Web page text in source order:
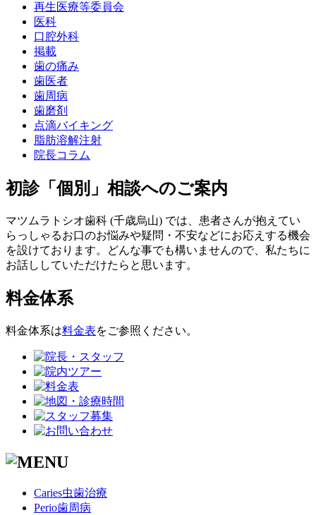
再生医療等委員会
医科
口腔外科
掲載
歯の痛み
歯医者
歯周病
歯磨剤
点滴バイキング
脂肪溶解注射
院長コラム
初診「個別」相談へのご案内
マツムラトシオ歯科 (千歳烏山) では、患者さんが抱えてい
らっしゃるお口のお悩みや疑問・不安などにお応えする機会
を設けております。どんな事でも構いませんので、私たちに
お話ししていただけたらと思います。
料金体系
料金体系は料金表をご参照ください。
Caries虫歯治療
Perio歯周病